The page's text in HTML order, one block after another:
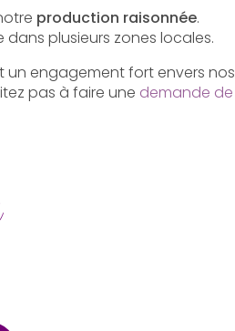
production raisonnée.
plusieurs zones locales.
un engagement fort envers nos
pas à faire une demande de